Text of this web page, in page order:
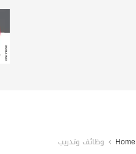
Home وظائف وتدريب